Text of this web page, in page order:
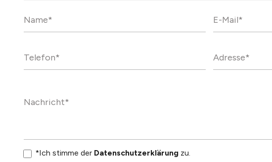
*Ich stimme der Datenschutzerklärung zu.